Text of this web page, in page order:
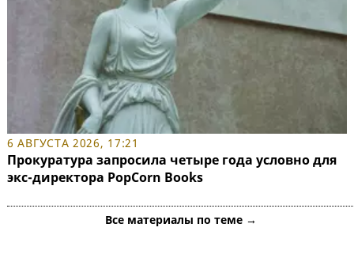
6 АВГУСТА 2026, 17:21
Прокуратура запросила четыре года условно для
экс-директора PopCorn Books
Все материалы по теме →